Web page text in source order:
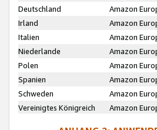
Deutschland
Amazon
Irland
Amazon
Italien
Amazon
Niederlande
Amazon
Polen
Amazon
Spanien
Amazon
Schweden
Amazon
Vereinigtes Königreich
Amazon